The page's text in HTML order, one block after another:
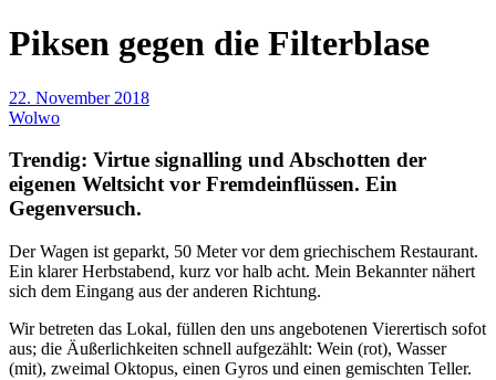
Piksen gegen die Filterblase
22. November 2018
Wolwo
Trendig: Virtue signalling und Abschotten der
eigenen Weltsicht vor Fremdeinflüssen. Ein
Gegenversuch.
Der Wagen ist geparkt, 50 Meter vor dem griechischem Restaurant.
Ein klarer Herbstabend, kurz vor halb acht. Mein Bekannter nähert
sich dem Eingang aus der anderen Richtung.
Wir betreten das Lokal, füllen den uns angebotenen Vierertisch sofot
aus; die Äußerlichkeiten schnell aufgezählt: Wein (rot), Wasser
(mit), zweimal Oktopus, einen Gyros und einen gemischten Teller.